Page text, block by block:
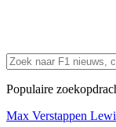
Populaire
Max Verstappen